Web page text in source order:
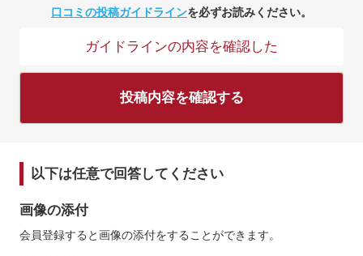
口コミの投稿ガイドラインを必ずお読みください。
ガイドラインの内容を確認した
投稿内容を確認する
以下は任意で回答してください
画像の添付
会員登録すると画像の添付をすることができます。